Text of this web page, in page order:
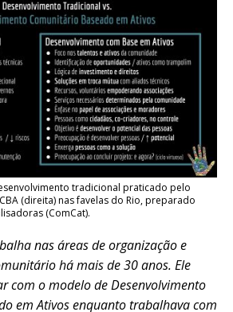
tradicional praticado pelo
(direita) nas favelas do Rio, preparado
(ComCat).
nas áreas de organização e
há mais de 30 anos. Ele
com o modelo de Desenvolvimento
em Ativos enquanto trabalhava com